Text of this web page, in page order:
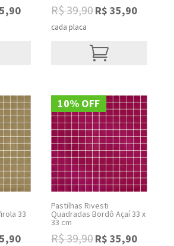
Current
R$39,90 Original
R$ 39,90.
R$ 35,90Current
cada placa
33
Current
10% OFF
Pastilhas Rivesti
Quadradas Bordô Açaí 33 x
33 cm
R$39,90 Original
R$ 35,90Current